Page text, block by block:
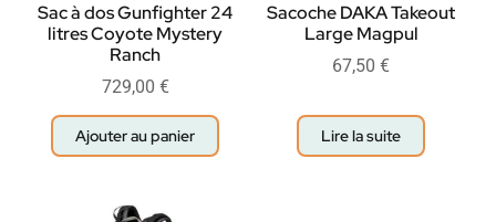
Sac à dos Gunfighter 24
litres Coyote Mystery
Ranch
729,00 €
Ajouter au panier
Sacoche DAKA Takeout
Large Magpul
67,50 €
Lire la suite